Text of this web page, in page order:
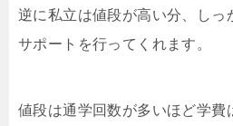
逆に私立は値段が高い分、しっ
サポートを行ってくれます。
値段は通学回数が多いほど学費